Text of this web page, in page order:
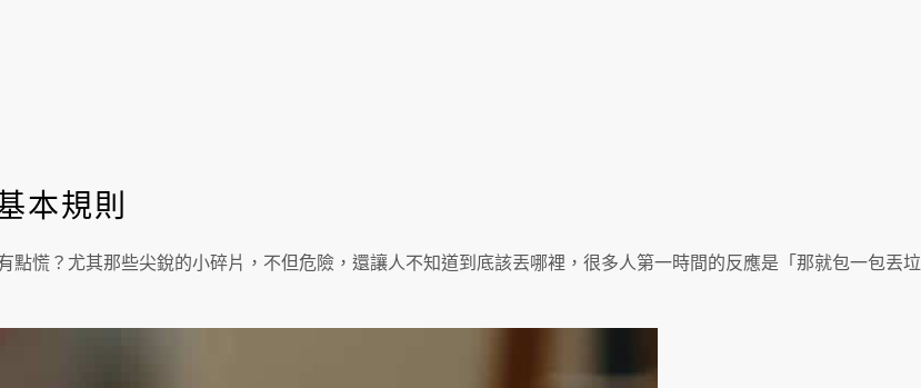
本規則
慌？尤其那些尖銳的小碎片，不但危險，還讓人不知道到底該丟哪裡，很多人第一時間的反應是「那就包一包丟垃